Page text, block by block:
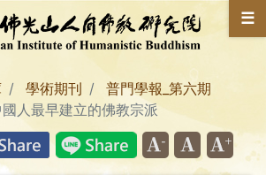
☰
學術期刊
普門學報_第六期
人最早建立的佛教宗派